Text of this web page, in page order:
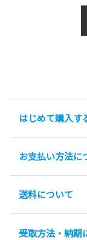
はじめて購入す
お支払い方法に
送料について
受取方法・納期